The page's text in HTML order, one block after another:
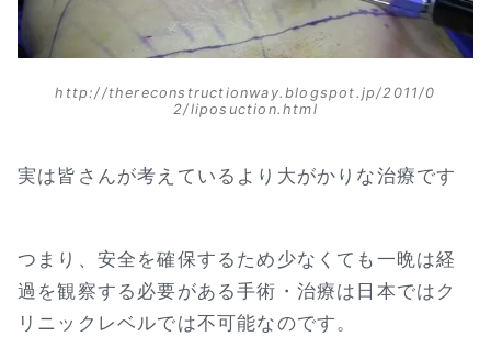
http://thereconstructionway.blogspot.jp/2011/0
2/liposuction.html
実は皆さんが考えているより大がかりな治療です
つまり、安全を確保するため少なくても一晩は経
過を観察する必要がある手術・治療は日本ではク
リニックレベルでは不可能なのです。